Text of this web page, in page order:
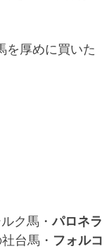
を厚めに買いた
ク馬・パロネラ
台馬・ フォルコ